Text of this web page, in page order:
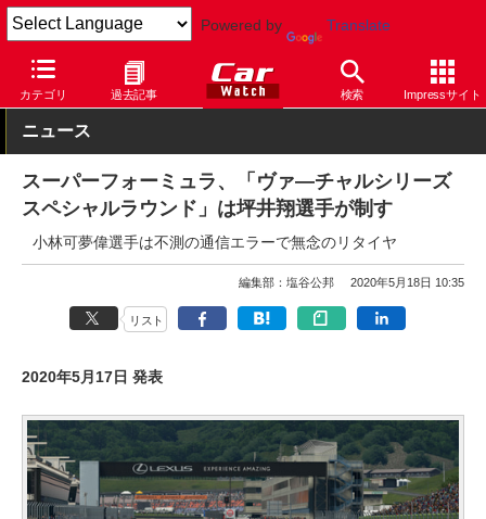
Powered by Translate
カテゴリ 過去記事 検索 Impressサイト
Car Watch モータースポーツ スーパーフォーミュラ
ニュース
スーパーフォーミュラ、「ヴァ―チャルシリーズ
スペシャルラウンド」は坪井翔選手が制す
小林可夢偉選手は不測の通信エラーで無念のリタイヤ
編集部：塩谷公邦 2020年5月18日 10:35
リスト
2020年5月17日 発表